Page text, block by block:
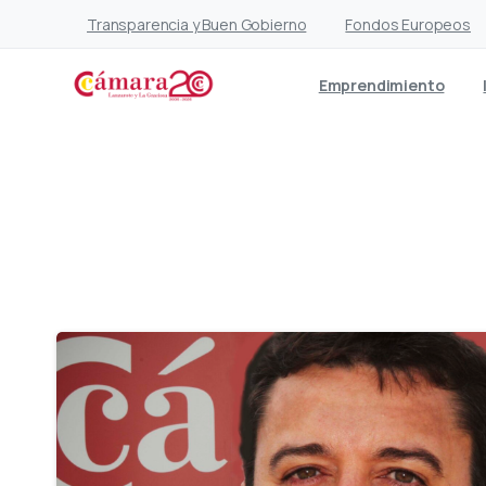
Transparencia y Buen Gobierno Fondos Europeos
Emprendimiento